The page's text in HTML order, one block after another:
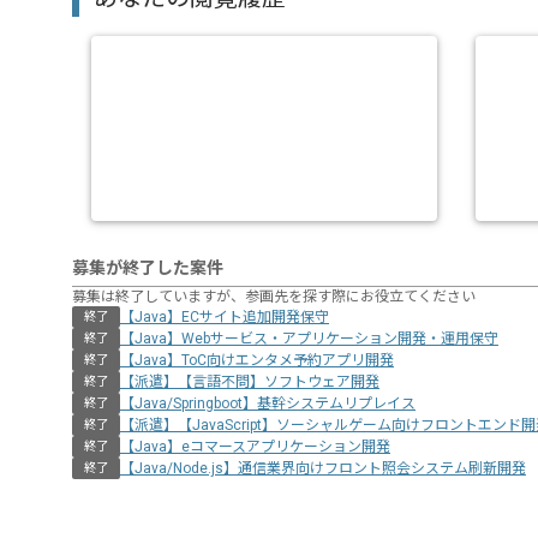
募集が終了した案件
募集は終了していますが、参画先を探す際にお役立てください
終了 【Java】ECサイト追加開発保守
終了 【Java】Webサービス・アプリケーション開発・運用保守
終了 【Java】ToC向けエンタメ予約アプリ開発
終了 【派遣】【言語不問】ソフトウェア開発
終了 【Java/Springboot】基幹システムリプレイス
終了 【派遣】【JavaScript】ソーシャルゲーム向けフロントエンド
終了 【Java】eコマースアプリケーション開発
終了 【Java/Node.js】通信業界向けフロント照会システム刷新開発